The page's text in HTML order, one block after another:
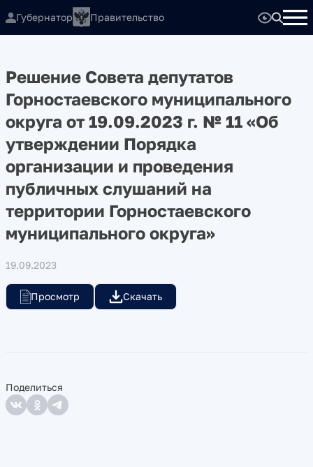
Губернатор Правительство
Решение Совета депутатов
Горностаевского муниципального
округа от 19.09.2023 г. № 11 «Об
утверждении Порядка
организации и проведения
публичных слушаний на
территории Горностаевского
муниципального округа»
19.09.2023
Просмотр Скачать
Поделиться